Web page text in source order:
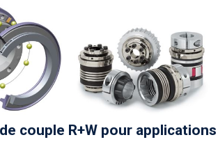
couple R+W pour applications